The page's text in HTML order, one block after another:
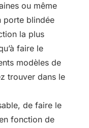
ou même
porte blindée
la plus
faire le
modèles de
trouver dans le
de faire le
fonction de